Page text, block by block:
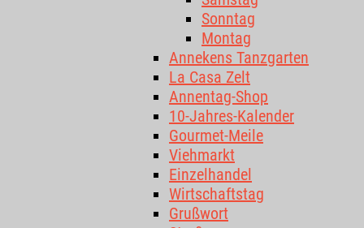
Sonntag
Montag
Annekens Tanzgarten
La Casa Zelt
Annentag-Shop
10-Jahres-Kalender
Gourmet-Meile
Viehmarkt
Einzelhandel
Wirtschaftstag
Grußwort